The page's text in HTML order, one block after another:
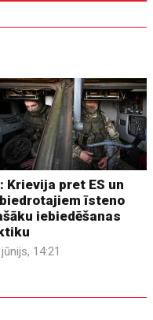
Krievija pret ES un
īsteno
iebiedēšanas
14:21